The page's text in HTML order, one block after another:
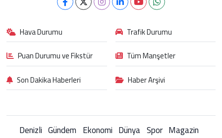
Hava Durumu
Trafik Durumu
Puan Durumu ve Fikstür
Tüm Manşetler
Son Dakika Haberleri
Haber Arşivi
Denizli Gündem Ekonomi Dünya Spor Magazin